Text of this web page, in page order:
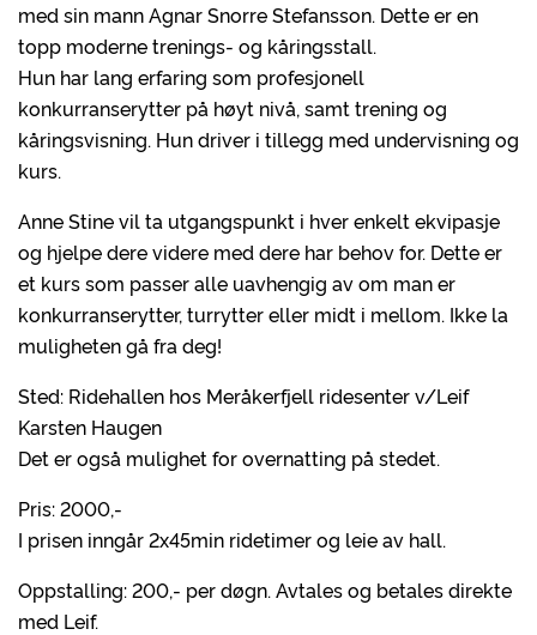
med sin mann Agnar Snorre Stefansson. Dette er en
topp moderne trenings- og kåringsstall.
Hun har lang erfaring som profesjonell
konkurranserytter på høyt nivå, samt trening og
kåringsvisning. Hun driver i tillegg med undervisning og
kurs.
Anne Stine vil ta utgangspunkt i hver enkelt ekvipasje
og hjelpe dere videre med dere har behov for. Dette er
et kurs som passer alle uavhengig av om man er
konkurranserytter, turrytter eller midt i mellom. Ikke la
muligheten gå fra deg!
Sted: Ridehallen hos Meråkerfjell ridesenter v/Leif
Karsten Haugen
Det er også mulighet for overnatting på stedet.
Pris: 2000,-
I prisen inngår 2x45min ridetimer og leie av hall.
Oppstalling: 200,- per døgn. Avtales og betales direkte
med Leif.